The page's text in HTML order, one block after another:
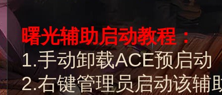
曙光辅助启动教程：
1.手动卸载ACE预启动
2.右键管理员启动该辅